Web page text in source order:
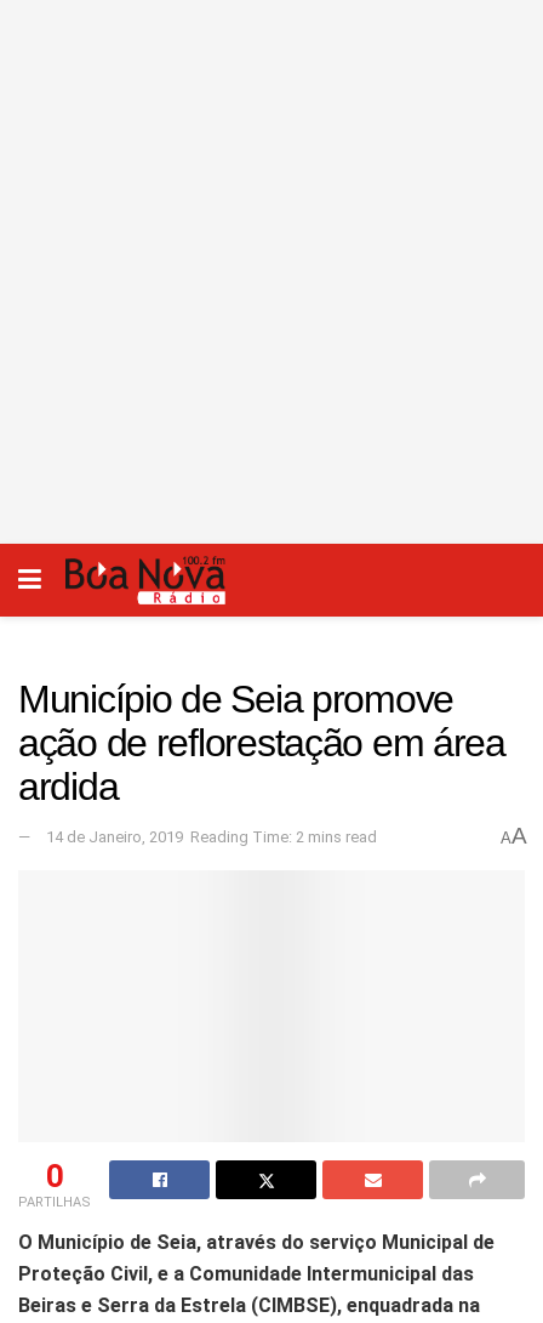
Município de Seia promove
ação de reflorestação em área
ardida
14 de Janeiro, 2019 Reading Time: 2 mins read AA
0
PARTILHAS
O Município de Seia, através do serviço Municipal de
Proteção Civil, e a Comunidade Intermunicipal das
Beiras e Serra da Estrela (CIMBSE), enquadrada na